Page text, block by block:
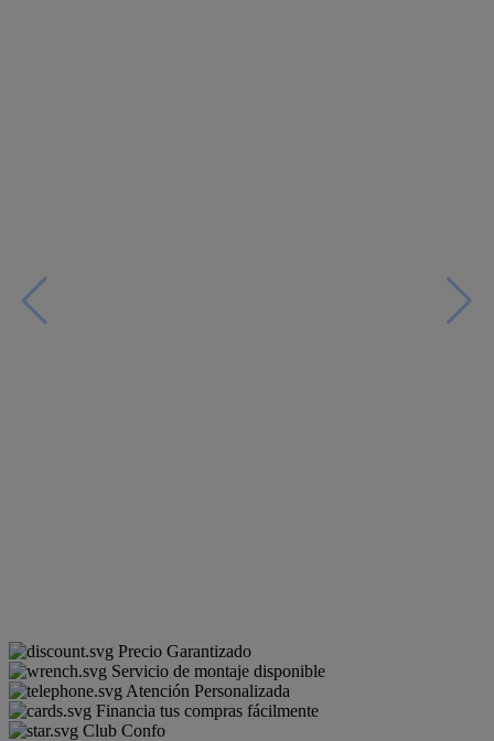
Precio Garantizado
Servicio de montaje disponible
Atención Personalizada
Financia tus compras fácilmente
Club Confo